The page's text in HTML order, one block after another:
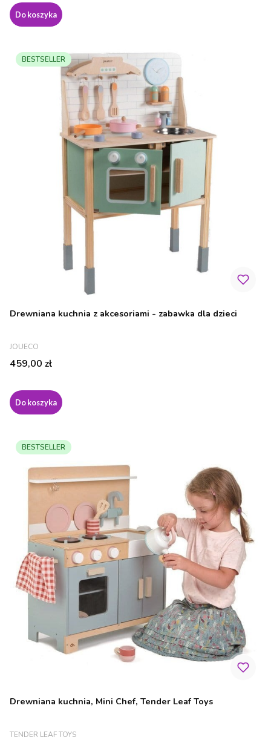
Do koszyka
BESTSELLER
Drewniana kuchnia z akcesoriami - zabawka dla dzieci
PRODUCENT
JOUECO
Cena
459,00 zł
Do koszyka
BESTSELLER
Drewniana kuchnia, Mini Chef, Tender Leaf Toys
PRODUCENT
TENDER LEAF TOYS